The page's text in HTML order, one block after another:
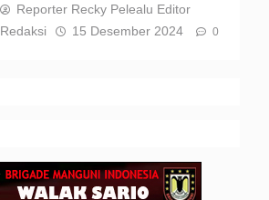
Reporter Recky Pelealu Editor
Redaksi
15 Desember 2024 0